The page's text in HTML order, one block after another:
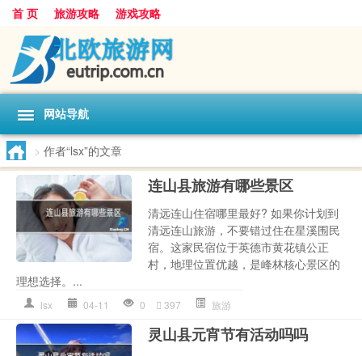
首 页 旅游攻略 游戏攻略
网站导航
> 作者“lsx”的文章
连山县旅游有哪些景区
清远连山住宿哪里最好? 如果你计划到
清远连山旅游，不要错过住在星溪围民
宿。这家民宿位于英德市黄花镇公正
村，地理位置优越，是峰林核心景区的
理想选择。...
lsx 04-11 0 397 旅游
灵山县元宵节有活动吗吗